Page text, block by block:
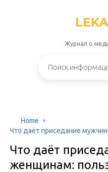
Журнал о
Home
Что даёт приседание
Что даёт
женщинам: